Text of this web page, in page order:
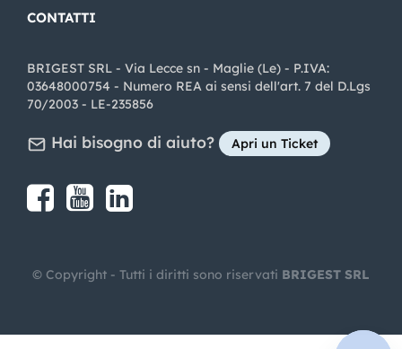
CONTATTI
BRIGEST SRL - Via Lecce sn - Maglie (Le) - P.IVA:
03648000754 - Numero REA ai sensi dell'art. 7 del D.Lgs
70/2003 - LE-235856
Hai bisogno di aiuto? Apri un Ticket
Share on Facebook
Share on youtube
© Copyright - Tutti i diritti sono riservati BRIGEST SRL